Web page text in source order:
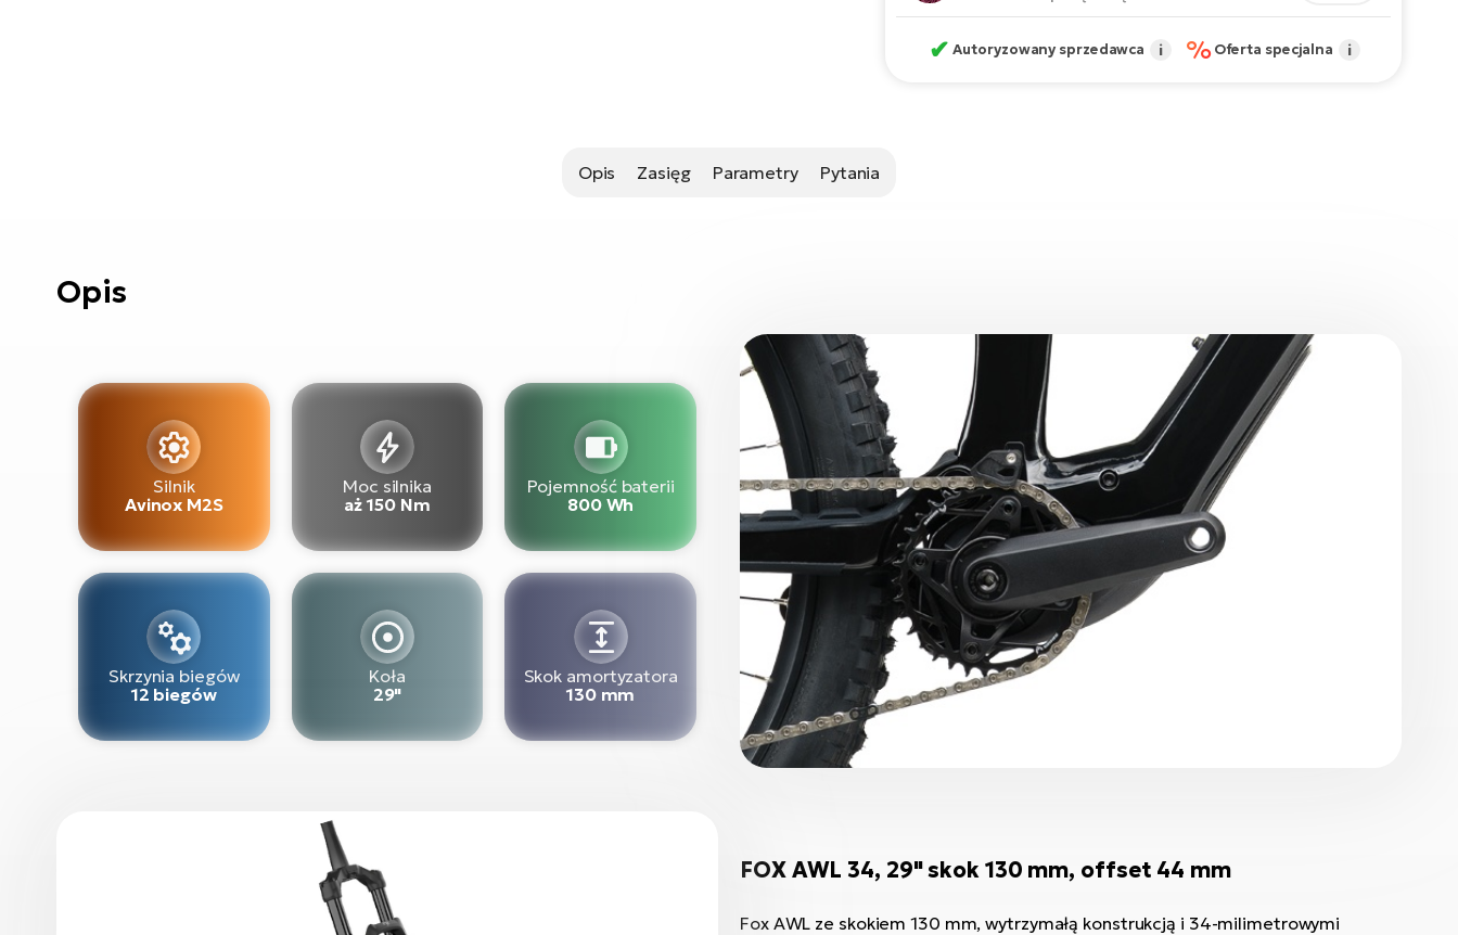
✔ Autoryzowany sprzedawca i %Oferta specjalna i
Opis Zasięg Parametry Pytania
Opis
Silnik
Avinox M2S
Moc silnika
aż 150 Nm
Pojemność baterii
800 Wh
Skrzynia biegów
12 biegów
Koła
29"
Skok amortyzatora
130 mm
FOX AWL 34, 29" skok 130 mm, offset 44 mm
Fox AWL ze skokiem 130 mm, wytrzymałą konstrukcją i 34-milimetrowymi